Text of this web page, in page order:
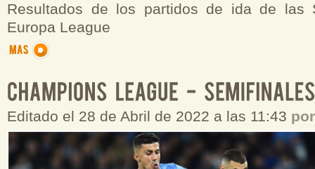
Resultados de los partidos de ida de las
Europa League
Editado el 28 de Abril de 2022 a las 11:43